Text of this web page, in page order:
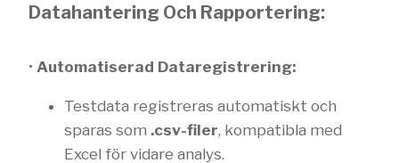
Datahantering Och Rapportering:
• Automatiserad Dataregistrering:
Testdata registreras automatiskt och
sparas som .csv-filer, kompatibla med
Excel för vidare analys.